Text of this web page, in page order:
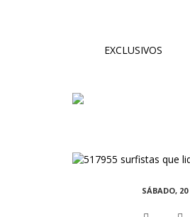
EXCLUSIVOS
SÁBADO,